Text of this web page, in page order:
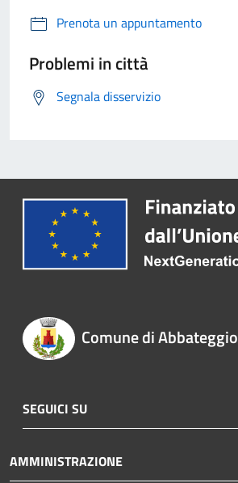
Prenota un appuntamento
Problemi in città
Segnala disservizio
Comune di Abbateggio
SEGUICI SU
AMMINISTRAZIONE